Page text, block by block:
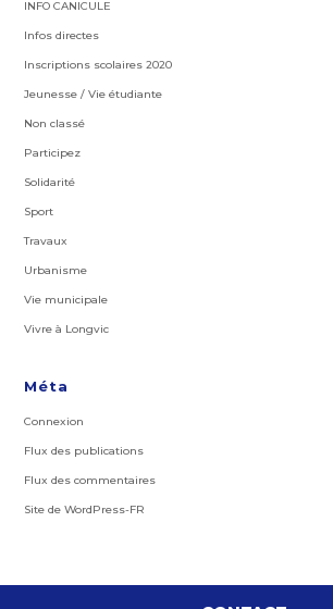
INFO CANICULE
Infos directes
Inscriptions scolaires 2020
Jeunesse / Vie étudiante
Non classé
Participez
Solidarité
Sport
Travaux
Urbanisme
Vie municipale
Vivre à Longvic
Méta
Connexion
Flux des publications
Flux des commentaires
Site de WordPress-FR